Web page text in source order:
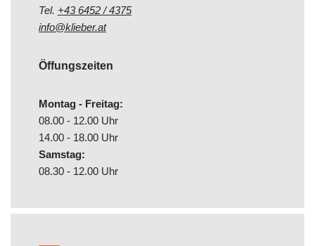
Tel. +43 6452 / 4375
info@klieber.at
Öffungszeiten
Montag - Freitag:
08.00 - 12.00 Uhr
14.00 - 18.00 Uhr
Samstag:
08.30 - 12.00 Uhr